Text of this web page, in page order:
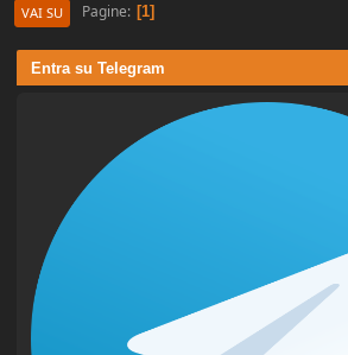
Entra su Telegram
VAI SU Pagine 1